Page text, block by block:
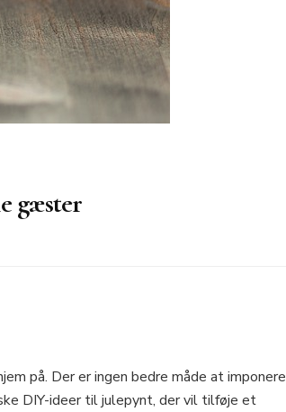
gæster
på. Der er ingen bedre måde at imponere
DIY-ideer til julepynt, der vil tilføje et